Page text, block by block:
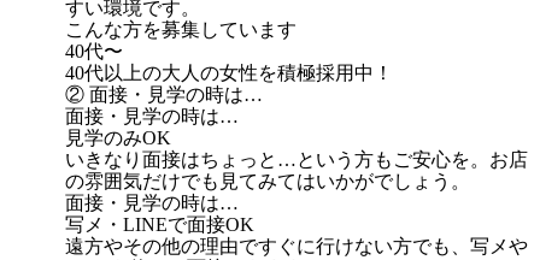
すい環境です。
こんな方を募集しています
40代〜
40代以上の大人の女性を積極採用中！
② 面接・見学の時は…
面接・見学の時は…
見学のみOK
いきなり面接はちょっと…という方もご安心を。お店
の雰囲気だけでも見てみてはいかがでしょう。
面接・見学の時は…
写メ・LINEで面接OK
遠方やその他の理由ですぐに行けない方でも、写メや